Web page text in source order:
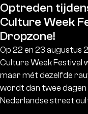
Optreden
Culture Week
Dropzone!
Op 22 en 23
Culture Week Festival
maar mét dezelfde
wordt dan twee dagen
Nederlandse street